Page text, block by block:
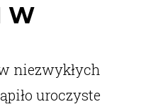
W
niezwykłych
uroczyste